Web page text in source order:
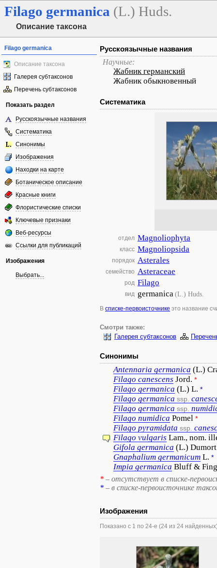
Filago germanica (L.) Huds.
Описание таксона
Filago germanica
Описание таксона
Галерея субтаксонов
Перечень субтаксонов
Показать раздел
Русскоязычные названия
Систематика
Синонимы
Изображения
Находки на карте
Ботаническое описание
Красные книги
Флористические списки
Ключевые признаки
Веб-ресурсы
Ссылки для публикаций
Изображения
Выбрать...
Русскоязычные названия
Научные:
Жабник германский
Жабник обыкновенный
Систематика
отдел Magnoliophyta
класс Magnoliopsida
порядок Asterales
семейство Asteraceae
род Filago
вид germanica(L.) Huds.
В списке-первоисточнике это название
Смотри также:
Галерея субтаксонов
Синонимы
Antennaria germanica (L.)
Filago canescens Jord. *
Filago germanica (L.) L. *
Filago germanica ssp.
Filago germanica ssp.
Filago numidica Pomel *
Filago pyramidata ssp.
Filago vulgaris Lam., nom.
Gifola germanica (L.)
Gnaphalium germanicum L. *
Impia germanica Bluff &
* – отсутствует в списке-
* – в списке-первоисточнике
Изображения
Показано с 1 по 24-е (24 из 24